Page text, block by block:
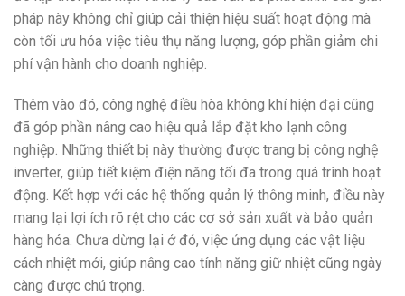
pháp này không chỉ giúp cải thiện hiệu suất hoạt động mà
còn tối ưu hóa việc tiêu thụ năng lượng, góp phần giảm chi
phí vận hành cho doanh nghiệp.
Thêm vào đó, công nghệ điều hòa không khí hiện đại cũng
đã góp phần nâng cao hiệu quả lắp đặt kho lạnh công
nghiệp. Những thiết bị này thường được trang bị công nghệ
inverter, giúp tiết kiệm điện năng tối đa trong quá trình hoạt
động. Kết hợp với các hệ thống quản lý thông minh, điều này
mang lại lợi ích rõ rệt cho các cơ sở sản xuất và bảo quản
hàng hóa. Chưa dừng lại ở đó, việc ứng dụng các vật liệu
cách nhiệt mới, giúp nâng cao tính năng giữ nhiệt cũng ngày
càng được chú trọng.